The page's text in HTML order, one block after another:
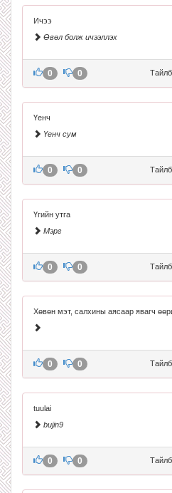
Ичээ
Өвөл болж ичээллэх
0 0
Үенч
Үенч сум
0 0
Үгийн утга
Мэрг
0 0
Хөвөн мэт, салхины аясаар явагч
0 0
tuulai
bujin9
0 0